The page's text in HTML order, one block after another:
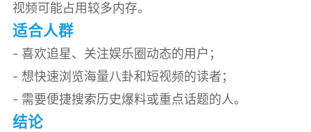
视频可能占用较多内存。
适合人群
- 喜欢追星、关注娱乐圈动态的用户；
- 想快速浏览海量八卦和短视频的读者；
- 需要便捷搜索历史爆料或重点话题的人。
结论